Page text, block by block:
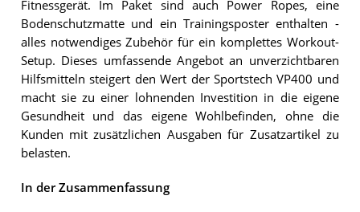
Fitnessgerät. Im Paket sind auch Power Ropes, eine
Bodenschutzmatte und ein Trainingsposter enthalten -
alles notwendiges Zubehör für ein komplettes Workout-
Setup. Dieses umfassende Angebot an unverzichtbaren
Hilfsmitteln steigert den Wert der Sportstech VP400 und
macht sie zu einer lohnenden Investition in die eigene
Gesundheit und das eigene Wohlbefinden, ohne die
Kunden mit zusätzlichen Ausgaben für Zusatzartikel zu
belasten.
In der Zusammenfassung